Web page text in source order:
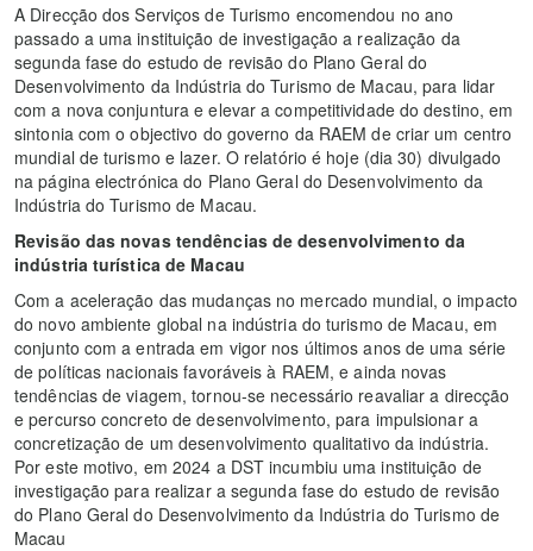
A Direcção dos Serviços de Turismo encomendou no ano
passado a uma instituição de investigação a realização da
segunda fase do estudo de revisão do Plano Geral do
Desenvolvimento da Indústria do Turismo de Macau, para lidar
com a nova conjuntura e elevar a competitividade do destino, em
sintonia com o objectivo do governo da RAEM de criar um centro
mundial de turismo e lazer. O relatório é hoje (dia 30) divulgado
na página electrónica do Plano Geral do Desenvolvimento da
Indústria do Turismo de Macau.
Revisão das novas tendências de desenvolvimento da
indústria turística de Macau
Com a aceleração das mudanças no mercado mundial, o impacto
do novo ambiente global na indústria do turismo de Macau, em
conjunto com a entrada em vigor nos últimos anos de uma série
de políticas nacionais favoráveis à RAEM, e ainda novas
tendências de viagem, tornou-se necessário reavaliar a direcção
e percurso concreto de desenvolvimento, para impulsionar a
concretização de um desenvolvimento qualitativo da indústria.
Por este motivo, em 2024 a DST incumbiu uma instituição de
investigação para realizar a segunda fase do estudo de revisão
do Plano Geral do Desenvolvimento da Indústria do Turismo de
Macau